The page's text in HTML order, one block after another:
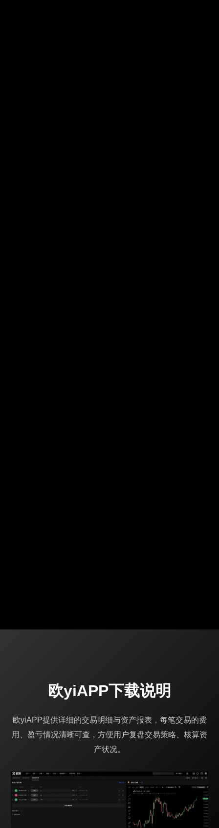
欧yiAPP下载说明
欧yiAPP提供详细的交易明细与资产报表，每笔交易的费
用、盈亏情况清晰可查，方便用户复盘交易策略、核算资
产状况。